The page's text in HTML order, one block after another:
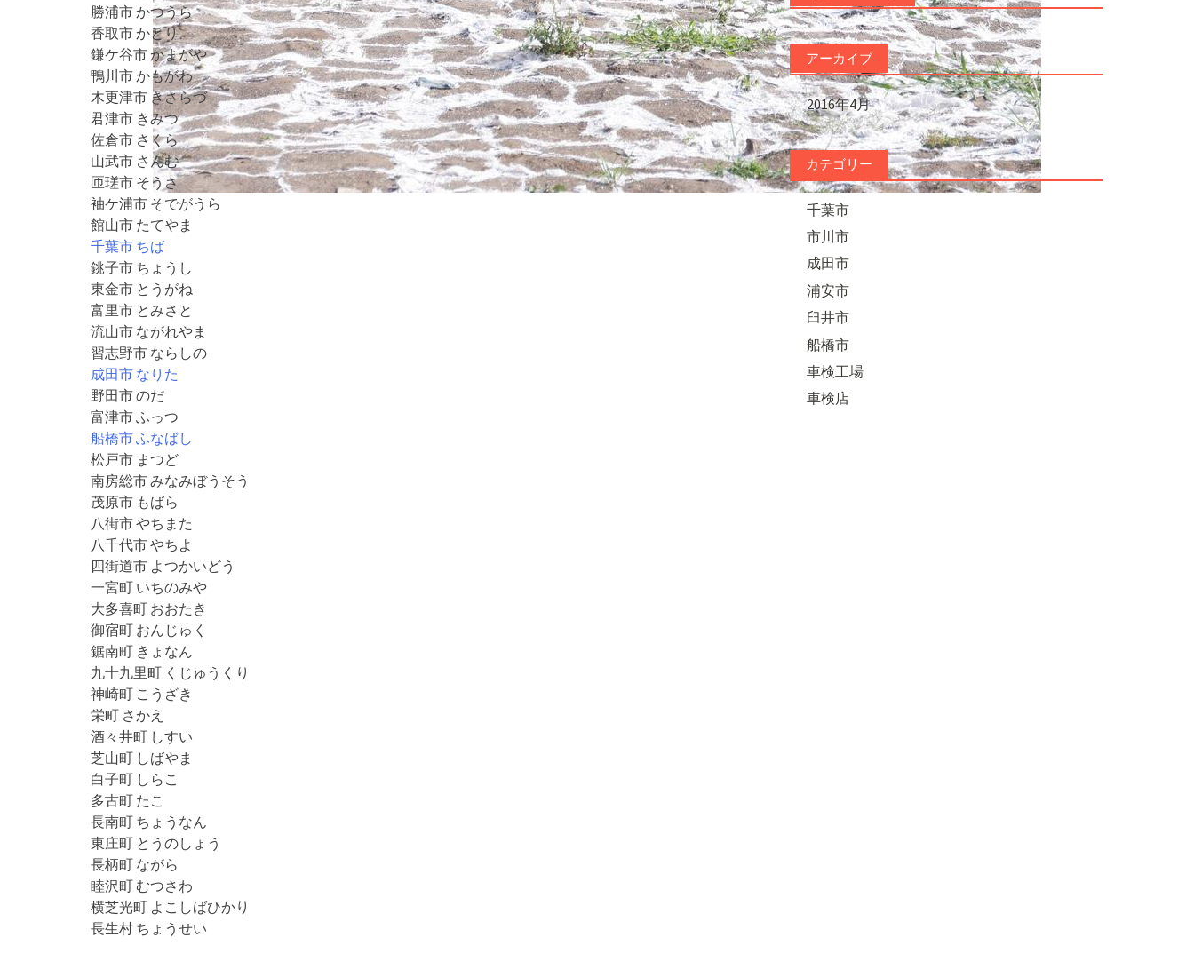
勝浦市 かつうら
香取市 かとり
鎌ケ谷市 かまがや
鴨川市 かもがわ
木更津市 きさらづ
君津市 きみつ
佐倉市 さくら
山武市 さんむ
匝瑳市 そうさ
袖ケ浦市 そでがうら
館山市 たてやま
千葉市 ちば
銚子市 ちょうし
東金市 とうがね
富里市 とみさと
流山市 ながれやま
習志野市 ならしの
成田市 なりた
野田市 のだ
富津市 ふっつ
船橋市 ふなばし
松戸市 まつど
南房総市 みなみぼうそう
茂原市 もばら
八街市 やちまた
八千代市 やちよ
四街道市 よつかいどう
一宮町 いちのみや
大多喜町 おおたき
御宿町 おんじゅく
鋸南町 きょなん
九十九里町 くじゅうくり
神崎町 こうざき
栄町 さかえ
酒々井町 しすい
芝山町 しばやま
白子町 しらこ
多古町 たこ
長南町 ちょうなん
東庄町 とうのしょう
長柄町 ながら
睦沢町 むつさわ
横芝光町 よこしばひかり
長生村 ちょうせい
アーカイブ
2016年4月
カテゴリー
千葉市
市川市
成田市
浦安市
臼井市
船橋市
車検工場
車検店